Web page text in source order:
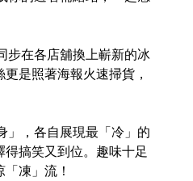
步在各店舖換上嶄新的冰
是照著海報火速掃貨，
」，各自展現最「冷」的
搞笑又到位。趣味十足
凍」流！